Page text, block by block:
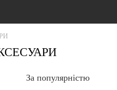
За популярністю